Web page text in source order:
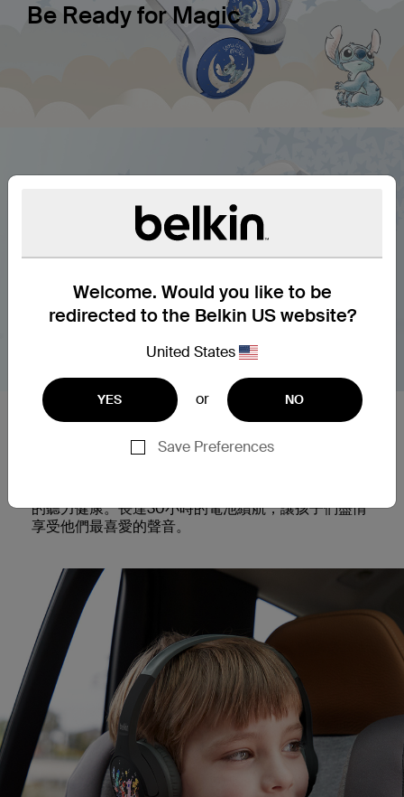
Welcome. Would you like to be
redirected to the Belkin US website?
United States
YES or NO
Save Preferences
Be Ready for Magic
專為兒童設計
使用高級耳罩讓孩子的耳朵保持舒適和受到保護。
的聽力健康。長達30小時的電池續航，讓孩子們盡情
享受他們最喜愛的聲音。